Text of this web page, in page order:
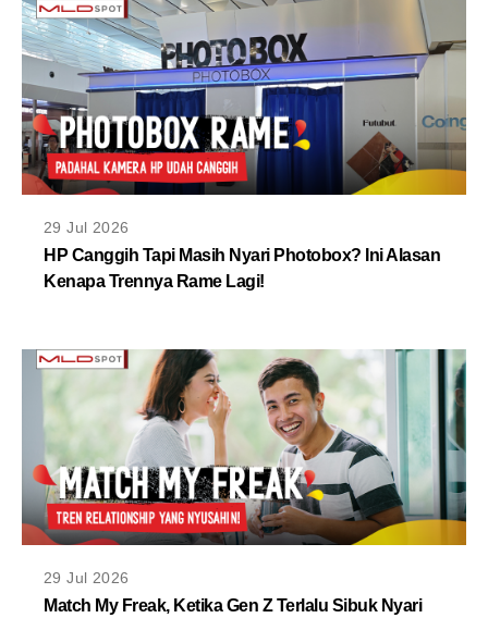
29 Jul 2026
HP Canggih Tapi Masih Nyari Photobox? Ini Alasan
Kenapa Trennya Rame Lagi!
29 Jul 2026
Match My Freak, Ketika Gen Z Terlalu Sibuk Nyari